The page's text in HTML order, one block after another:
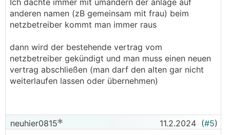
Es wäre eventuell einen Versuch Wert sich auf
die Grundversorgung nach §77 ElWOG zu
berufen:
https://www.evn.at/home/grundversorgung
Dass der Antrag einen Nachweis der Ablehnung
eines anderen Energielieferanten beinhalten muss
───────────────
Ich dachte immer mit umändern der anlage auf
anderen namen (zB gemeinsam mit frau) beim
netzbetreiber kommt man immer raus
dann wird der bestehende vertrag vom
netzbetreiber gekündigt und man muss einen neuen
vertrag abschließen (man darf den alten gar nicht
weiterlaufen lassen oder übernehmen)
neuhier0815 11.2.2024 (#5)